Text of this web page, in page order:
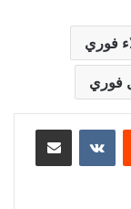
فوري
فوري
مشاركة عبر البريد